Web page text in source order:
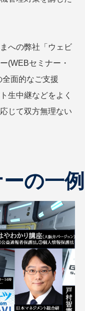
への弊社「ウェビ
(WEBセミナー・
面的なご支援
生中継などをよく
じて双方無理ない
の一例